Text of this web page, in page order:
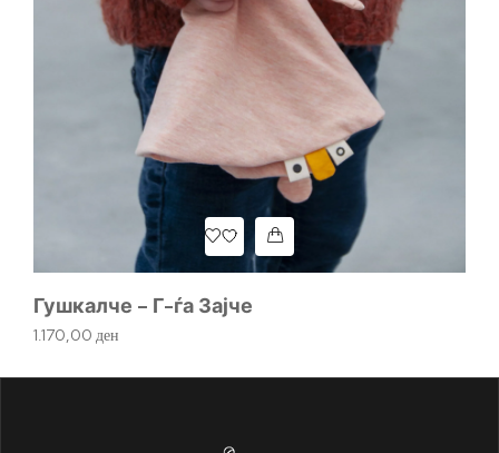
Гушкалче – Г-ѓа Зајче
1.170,00 ден